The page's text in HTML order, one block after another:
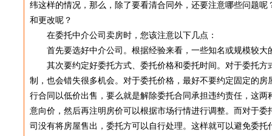
纬这样的情况，那么，除了要看清合同外，还要注意哪些问题
和更改呢？
在委托中介公司卖房时，您该注意以下几点：
首先要选好中介公司。根据经验来看，一些知名或规模较大
其次要约定好委托方式、委托价格和委托时间。对于委托方
制，也会错失很多机会。对于委托价格，最好不要约定固定的
行合同以低价出售，要么就是解除委托合同承担违约责任，这
意向价，然后再注明房价可以根据市场行情进行调整。而对于
司没有将房屋售出，委托方可以自行处理。这样就可以避免委